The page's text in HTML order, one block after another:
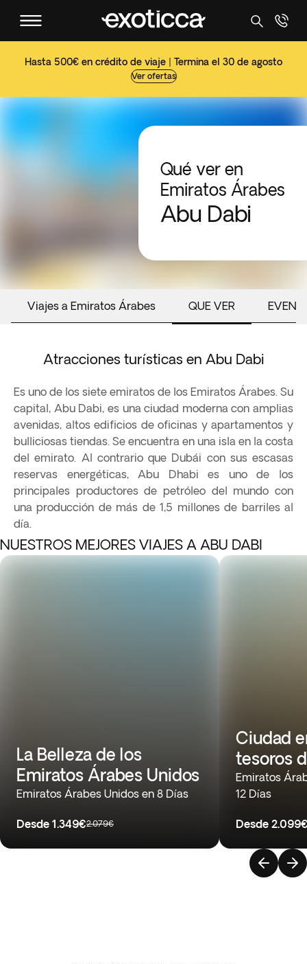
Hasta 500€ en crédito de viaje | Termina el 30 de agosto
Ver ofertas
Qué ver en
Emiratos Árabes
Abu Dabi
Viajes a Emiratos Árabes QUE VER
Atracciones turísticas en Abu Dabi
Es uno de los siete emiratos de los Emiratos Árabes. Su
capital, Abu Dabi, es una ciudad moderna con amplias
avenidas, altos edificios de oficinas y apartamentos y
bulliciosas tiendas. Se encuentra en una isla en la costa
del emirato. Al contrario que Dubái con sus escasas
reservas energéticas, Abu Dhabi es uno de los
principales productores de petróleo del mundo con
una producción de más de 1,5 millones de barriles al
día.
NUESTROS MEJORES VIAJES A ABU DABI
La Belleza de los
Emiratos Árabes Unidos
Emiratos Árabes Unidos en 8 Días
Desde 1.349€2.079€
Ciudad
tesoros
Emiratos
12 Días
Desde